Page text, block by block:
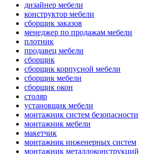
дизайнер мебели
конструктор мебели
сборщик заказов
менеджер по продажам мебели
плотник
продавец мебели
сборщик
сборщик корпусной мебели
сборщик мебели
сборщик окон
столяр
установщик мебели
монтажник систем безопасности
монтажник мебели
макетчик
монтажник инженерных систем
монтажник металлоконструкций